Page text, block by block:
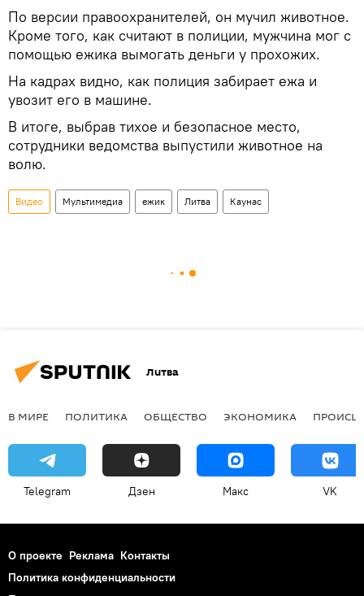
По версии правоохранителей, он мучил животное.
Кроме того, как считают в полиции, мужчина мог с
помощью ежика вымогать деньги у прохожих.
На кадрах видно, как полиция забирает ежа и
увозит его в машине.
В итоге, выбрав тихое и безопасное место,
сотрудники ведомства выпустили животное на
волю.
Видео Мультимедиа ежик Литва Каунас
Литва
В МИРЕ ПОЛИТИКА ОБЩЕСТВО ЭКОНОМИКА
Telegram Дзен Макс VK
О проекте Реклама Контакты
Политика конфиденциальности